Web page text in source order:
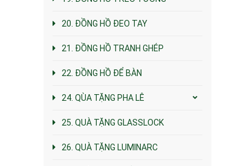
20. ĐỒNG HỒ ĐEO TAY
21. ĐỒNG HỒ TRANH GHÉP
22. ĐỒNG HỒ ĐỂ BÀN
24. QÙA TẶNG PHA LÊ
25. QUÀ TẶNG GLASSLOCK
26. QUÀ TẶNG LUMINARC